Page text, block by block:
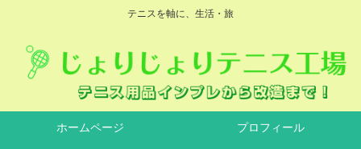
テニスを軸に、生活・旅
ホームページ プロフィール